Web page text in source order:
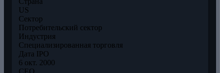
US
Сектор
Потребительский сектор
Индустрия
Специализированная торговля
Дата IPO
6 окт. 2000